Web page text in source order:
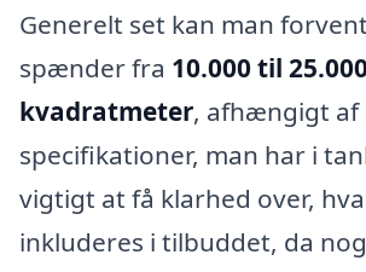
Generelt set kan man
spænder fra 10.000 til
kvadratmeter, afhængigt af
specifikationer, man har i
vigtigt at få klarhed over,
inkluderes i tilbuddet, da